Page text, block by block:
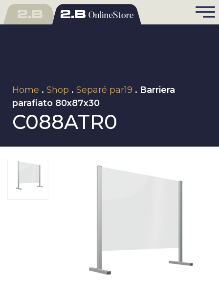
Home . Shop . Separé par19 . Barriera
parafiato 80x87x30
C088ATR0